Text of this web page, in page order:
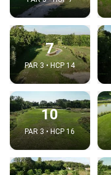
7
PAR 3 • HCP 14
10
PAR 3 • HCP 16